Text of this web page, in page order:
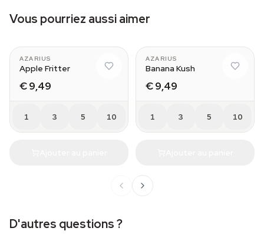
Vous pourriez aussi aimer
AZARIUS
Apple Fritter
€ 9,49
1 3 5 10
AZARIUS
Banana Kush
€ 9,49
1 3 5 10
D'autres questions ?